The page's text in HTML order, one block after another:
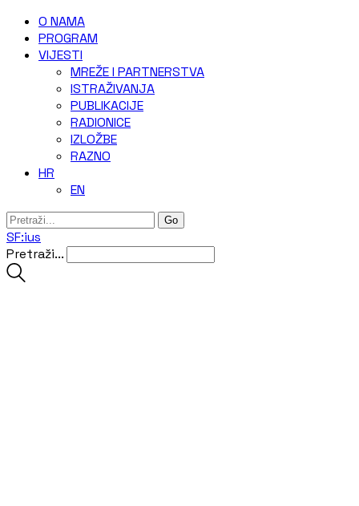
O NAMA
‎PROGRAM
VIJESTI
MREŽE I PARTNERSTVA
ISTRAŽIVANJA
PUBLIKACIJE
RADIONICE
IZLOŽBE
RAZNO
HR
EN
SF:ius
Pretraži...